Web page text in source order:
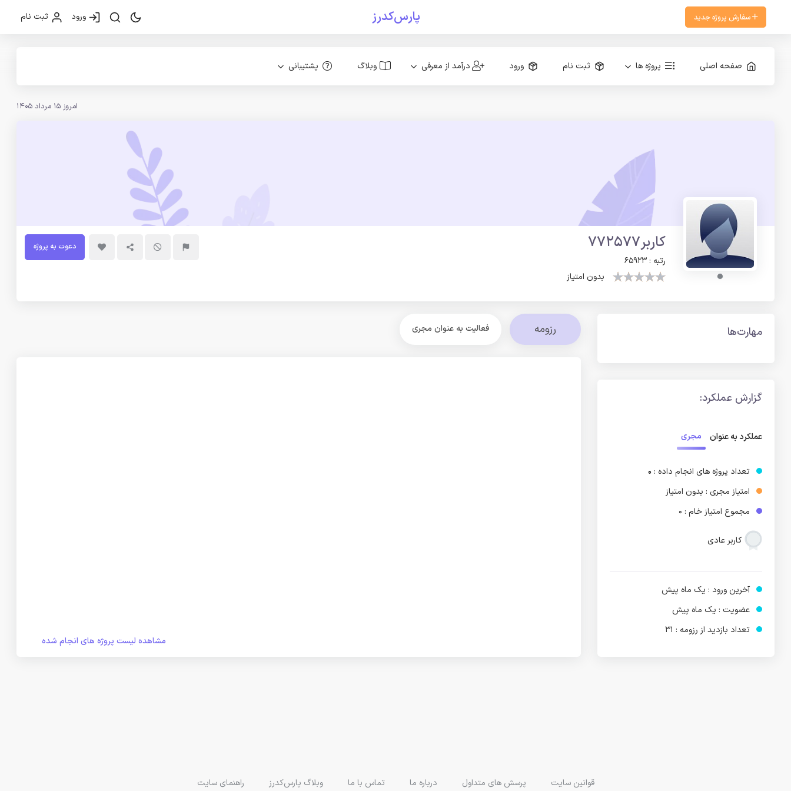
پارس‌کدرز سفارش پروژه جدید ورود ثبت نام
صفحه اصلی پروژه ها ثبت نام ورود درآمد از معرفی وبلاگ پشتیبانی
امروز 15 مرداد 1405
کاربر772577
رتبه : 65923
بدون امتیاز
دعوت به پروژه
مهارت‌ها
گزارش عملکرد:
عملکرد به عنوان مجری
تعداد پروژه های انجام داده : 0
امتیاز مجری : بدون امتیاز
مجموع امتیاز خام : 0
کاربر عادی
آخرین ورود : یک ماه پیش
عضویت : یک ماه پیش
تعداد بازدید از رزومه : 31
رزومه فعالیت به عنوان مجری
مشاهده لیست پروژه های انجام شده
قوانین سایت پرسش های متداول درباره ما تماس با ما وبلاگ پارس‌کدرز راهنمای سایت